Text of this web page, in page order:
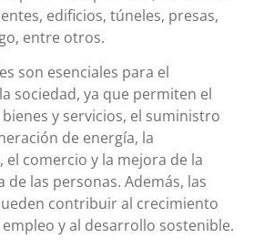
edificios, túneles, presas,
entre otros.
son esenciales para el
sociedad, ya que permiten el
y servicios, el suministro
de energía, la
el comercio y la mejora de la
de las personas. Además, las
contribuir al crecimiento
y al desarrollo sostenible.